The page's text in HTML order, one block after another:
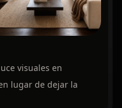
visuales en
lugar de dejar la